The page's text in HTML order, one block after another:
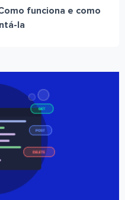
funciona e como
la